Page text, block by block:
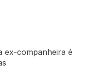
ex-companheira é